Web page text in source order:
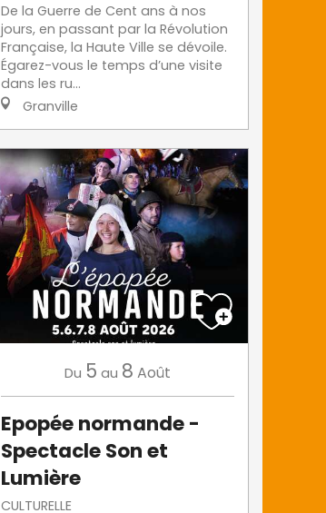
De la Guerre de Cent ans à nos
jours, en passant par la Révolution
Française, la Haute Ville se dévoile.
Égarez-vous le temps d’une visite
dans les ru...
Granville
Du 5 au 8 Août
Epopée normande -
Spectacle Son et
Lumière
CULTURELLE